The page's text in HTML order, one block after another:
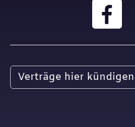
Verträge hier kündigen